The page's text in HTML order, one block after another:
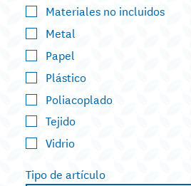
Materiales no incluidos
Metal
Papel
Plástico
Poliacoplado
Tejido
Vidrio
Tipo de artículo